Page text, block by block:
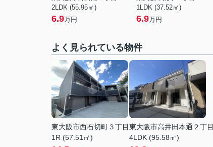
2LDK (55.95㎡)
6.9万円
1LDK (37.52㎡)
6.9万円
よく見られている物件
東大阪市西石切町３丁目
1R (57.51㎡)
東大阪市高井田本通２丁目
4LDK (95.58㎡)